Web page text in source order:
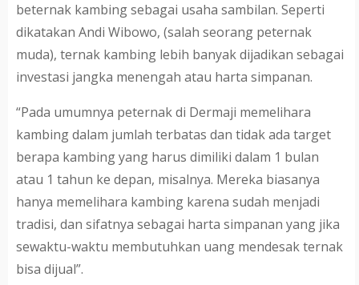
beternak kambing sebagai usaha sambilan. Seperti
dikatakan Andi Wibowo, (salah seorang peternak
muda), ternak kambing lebih banyak dijadikan sebagai
investasi jangka menengah atau harta simpanan.
“Pada umumnya peternak di Dermaji memelihara
kambing dalam jumlah terbatas dan tidak ada target
berapa kambing yang harus dimiliki dalam 1 bulan
atau 1 tahun ke depan, misalnya. Mereka biasanya
hanya memelihara kambing karena sudah menjadi
tradisi, dan sifatnya sebagai harta simpanan yang jika
sewaktu-waktu membutuhkan uang mendesak ternak
bisa dijual”.